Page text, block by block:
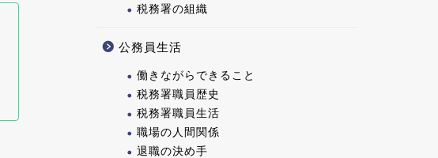
税務署の組織
公務員生活
働きながらできること
税務署職員歴史
税務署職員生活
職場の人間関係
退職の決め手